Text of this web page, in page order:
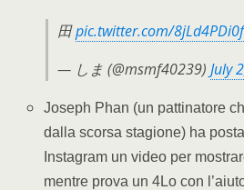
田pic.twitter.com/8jLd4PDi0f
— しま (@msmf40239) July
Joseph Phan (un pattinatore
dalla scorsa stagione) ha
Instagram un video per
mentre prova un 4Lo con